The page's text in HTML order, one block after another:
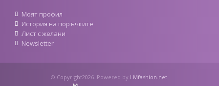
Моят профил
История на поръчките
Лист с желани
Newsletter
© Copyright2026. Powered by LMfashion.net.